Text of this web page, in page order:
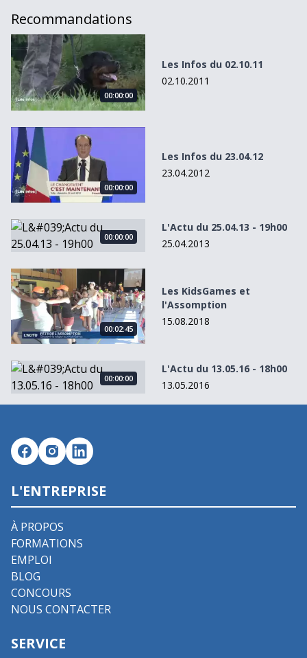
Recommandations
Les Infos du 02.10.11
00:00:00
Les Infos du 02.10.11
02.10.2011
Les Infos du 23.04.12
00:00:00
Les Infos du 23.04.12
23.04.2012
L&#039;Actu du 25.04.13 - 19h00
00:00:00
L'Actu du 25.04.13 - 19h00
25.04.2013
Les KidsGames et l&#039;Assomption
00:02:45
Les KidsGames et
l'Assomption
15.08.2018
L&#039;Actu du 13.05.16 - 18h00
00:00:00
L'Actu du 13.05.16 - 18h00
13.05.2016
L'ENTREPRISE
À PROPOS
FORMATIONS
EMPLOI
BLOG
CONCOURS
NOUS CONTACTER
SERVICE